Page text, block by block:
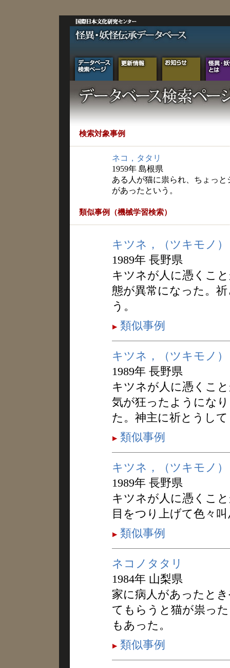
検索対象事例
ネコ，タタリ
1959年 島根県
ある人が猫に祟られ、ちょっ
があったという。
類似事例（機械学習検索）
キツネ，（ツキモノ）
1989年 長野県
キツネが人に憑くこ
態が異常になった。
う。
類似事例
キツネ，（ツキモノ）
1989年 長野県
キツネが人に憑くこ
気が狂ったようにな
た。神主に祈とうし
類似事例
キツネ，（ツキモノ）
1989年 長野県
キツネが人に憑くこ
目をつり上げて色々
類似事例
ネコノタタリ
1984年 山梨県
家に病人があったと
てもらうと猫が祟っ
もあった。
類似事例